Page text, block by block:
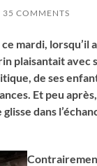
35 COMMENTS
mardi, lorsqu’il
plaisantait avec
de ses
Et peu
glisse dans